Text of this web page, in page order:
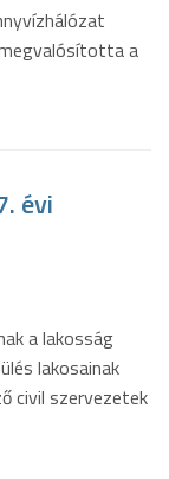
a
évi
a lakosság
lakosainak
civil szervezetek